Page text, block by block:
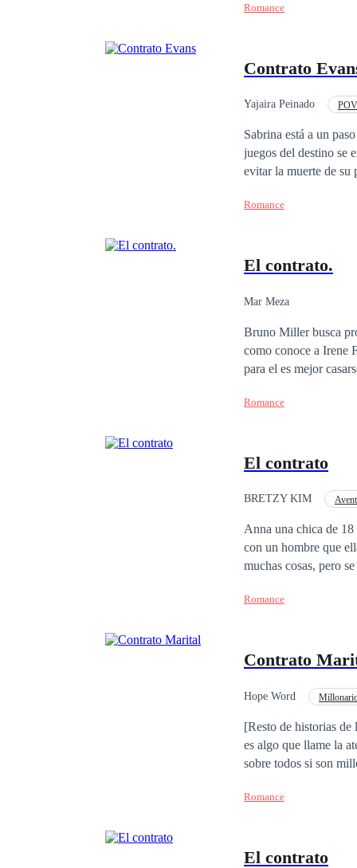
Romance
Contrato
Yajaira Peinado
Sabrina está a un
juegos del destino se encarga de cruzar sus
evitar la muerte de su
una montaña rusa de sentimientos. De las decisiones que ellos tomen
Romance
El contrato.
Mar Meza
Bruno Miller busca
como conoce a Irene
para el es mejor
Romance
El contrato
BRETZY KIM
Anna una chica de 18
con un hombre que ella no conocia. Agustin director ejecutivo de
muchas cosas, pero se decia que era
matrimonio donde cada uno estipula sus
no hay nada en confianza y respeto
Romance
Contrato
Hope Word
[Resto de historias
es algo que llame la
sobre todos si son millonarios. Mikhail, es precisamente la clase de hombre que
pensar en aceptar la
Romance
El contrato